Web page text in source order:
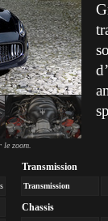
zoom.
Transmission
Transmission
Chassis